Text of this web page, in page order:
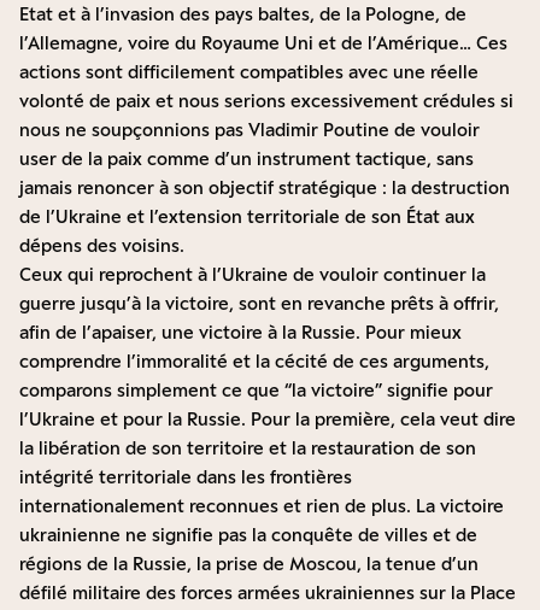
Etat et à l’invasion des pays baltes, de la Pologne, de
l’Allemagne, voire du Royaume Uni et de l’Amérique… Ces
actions sont difficilement compatibles avec une réelle
volonté de paix et nous serions excessivement crédules si
nous ne soupçonnions pas Vladimir Poutine de vouloir
user de la paix comme d’un instrument tactique, sans
jamais renoncer à son objectif stratégique : la destruction
de l’Ukraine et l’extension territoriale de son État aux
dépens des voisins.
Ceux qui reprochent à l’Ukraine de vouloir continuer la
guerre jusqu’à la victoire, sont en revanche prêts à offrir,
afin de l’apaiser, une victoire à la Russie. Pour mieux
comprendre l’immoralité et la cécité de ces arguments,
comparons simplement ce que “la victoire” signifie pour
l’Ukraine et pour la Russie. Pour la première, cela veut dire
la libération de son territoire et la restauration de son
intégrité territoriale dans les frontières
internationalement reconnues et rien de plus. La victoire
ukrainienne ne signifie pas la conquête de villes et de
régions de la Russie, la prise de Moscou, la tenue d’un
défilé militaire des forces armées ukrainiennes sur la Place